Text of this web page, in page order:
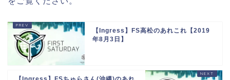
【Ingress】FS高松のあれこれ【2019
年8月3日】